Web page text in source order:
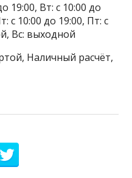
19:00, Вт: с 10:00 до
с 10:00 до 19:00, Пт: с
Вс: выходной
Наличный расчёт,